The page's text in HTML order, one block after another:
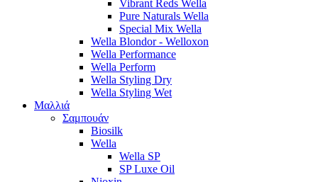
Vibrant Reds Wella
Pure Naturals Wella
Special Mix Wella
Wella Blondor - Welloxon
Wella Performance
Wella Perform
Wella Styling Dry
Wella Styling Wet
Μαλλιά
Σαμπουάν
Biosilk
Wella
Wella SP
SP Luxe Oil